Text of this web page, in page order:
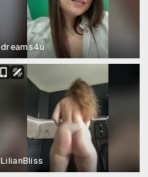
dreams4u
LilianBliss